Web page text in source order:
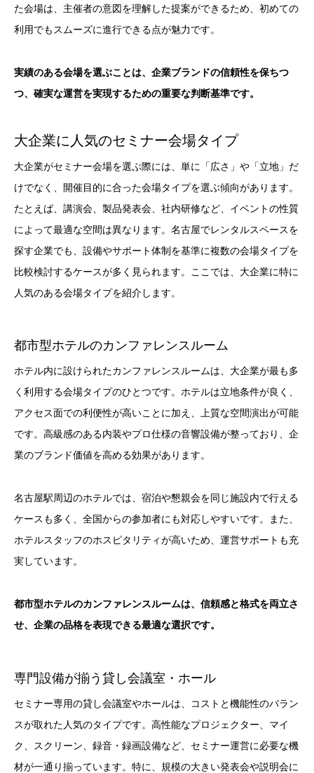
た会場は、主催者の意図を理解した提案ができるため、初めての
利用でもスムーズに進行できる点が魅力です。
実績のある会場を選ぶことは、企業ブランドの信頼性を保ちつ
つ、確実な運営を実現するための重要な判断基準です。
大企業に人気のセミナー会場タイプ
大企業がセミナー会場を選ぶ際には、単に「広さ」や「立地」だ
けでなく、開催目的に合った会場タイプを選ぶ傾向があります。
たとえば、講演会、製品発表会、社内研修など、イベントの性質
によって最適な空間は異なります。名古屋でレンタルスペースを
探す企業でも、設備やサポート体制を基準に複数の会場タイプを
比較検討するケースが多く見られます。ここでは、大企業に特に
人気のある会場タイプを紹介します。
都市型ホテルのカンファレンスルーム
ホテル内に設けられたカンファレンスルームは、大企業が最も多
く利用する会場タイプのひとつです。ホテルは立地条件が良く、
アクセス面での利便性が高いことに加え、上質な空間演出が可能
です。高級感のある内装やプロ仕様の音響設備が整っており、企
業のブランド価値を高める効果があります。
名古屋駅周辺のホテルでは、宿泊や懇親会を同じ施設内で行える
ケースも多く、全国からの参加者にも対応しやすいです。また、
ホテルスタッフのホスピタリティが高いため、運営サポートも充
実しています。
都市型ホテルのカンファレンスルームは、信頼感と格式を両立さ
せ、企業の品格を表現できる最適な選択です。
専門設備が揃う貸し会議室・ホール
セミナー専用の貸し会議室やホールは、コストと機能性のバラン
スが取れた人気のタイプです。高性能なプロジェクター、マイ
ク、スクリーン、録音・録画設備など、セミナー運営に必要な機
材が一通り揃っています。特に、規模の大きい発表会や説明会に